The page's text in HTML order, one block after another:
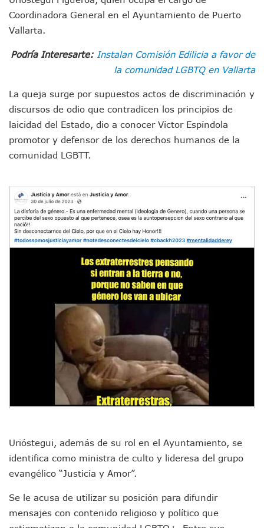
“Kato” Supera El Abandono Y Comienza Una Nueva Vida
México Necesitaba 600 Mil Empleos; Solo Generó 262 Mil
ATM Incorpora 20 Nuevos Camiones Al Corredor Bahía
Colectivos Piden A Lemus Más Ministerios Públicos Para
Caída De “El Mencho” Elevó Percepción De Inseguridad
Mercado Vallarta Incluye Reúne A Emprendedores Locales
Morenistas Imparten Taller En Puerto Vallarta
CEDHJ Señala Violaciones A Derechos De Víctima De
Maleza Crece En Camellones De La Principal Avenida
Bruno Blancas Reúne A Especialistas Para Analizar La
Entregan Aparato Auditivo A Don Juan Ramírez En Puerto
Juan Carlos Castro Realiza Asamblea Informativa En La
Viajar A Puerto Vallarta Este Verano Puede Costar Hasta
Plantean “Ley Don Juanito” Al Diputado Federal Bruno
Vecinos De La Playita Reciben A Juan Carlos Castro
Asesinan En Oaxaca Al Periodista Francisco Alejandro
Detienen A Cuatro Hombres Armados En Bucerías;
Yussara Canales Pide Transparencia Sobre Nuevo
Adultos Mayores De Ixtapa Tendrán Una “Casa De Día”
Mujeres Recorren Calles De Ixtapa Para Identificar
Bruno Blancas Convoca A Mesa De Análisis Para La
CUCosta E IMSS Nayarit Avanzan En Acuerdos Para
Videos De Presunto Convoy Armado Desatan Operativo
Playa Las Cocinas: Retiran Concesión Y Anuncian Plan De
Dr. Álvarez Zayas Dirige Plan De Salud Animal Y
Orgullo Vallartense: Zhoemí Luévanos Competirá En El
Brigada Forense Brindará Atención A Familias De
Vecinos De Vallarta 500 Exponen Queja De Vialidades A
Joven Esgrimista De Puerto Vallarta Asegura Lugar En El
Llegan Camiones “oruga” A Puerto Vallarta Con
Coordinan Operativo Para Las Tradicionales Paseadas
Coordinadora General en el Ayuntamiento de Puerto
Vallarta.
Podría Interesarte: Instalan Comisión Edilicia a favor de
la comunidad LGBTQ en Vallarta
La queja surge por supuestos actos de discriminación y
discursos de odio que contradicen los principios de
laicidad del Estado, dio a conocer Víctor Espíndola
promotor y defensor de los derechos humanos de la
comunidad LGBTT.
Urióstegui, además de su rol en el Ayuntamiento, se
identifica como ministra de culto y lideresa del grupo
evangélico “Justicia y Amor”.
Se le acusa de utilizar su posición para difundir
mensajes con contenido religioso y político que